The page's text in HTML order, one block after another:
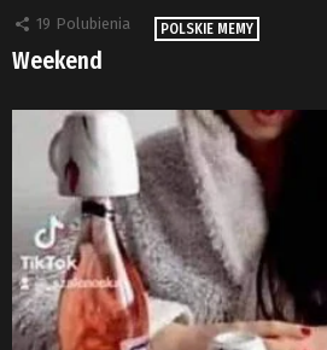
19 Polubienia POLSKIE MEMY
Weekend